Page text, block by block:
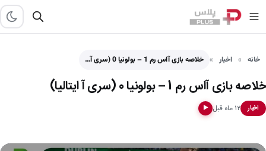
خانه اخبار خلاصه بازی آاس رم 1 – بولونیا 0 (سری آ…
خلاصه بازی آاس رم 1 – بولونیا 0 (سری آ ایتالیا)
اخبار ۱۲ ماه قبل ▶